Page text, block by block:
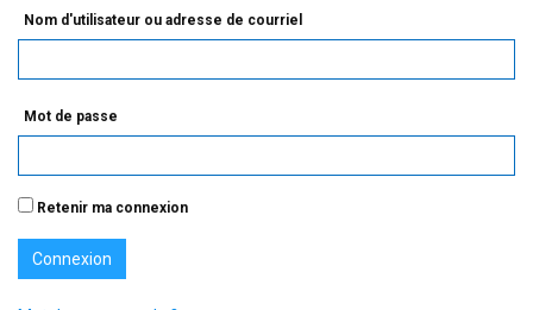
Nom d'utilisateur ou adresse de courriel
Mot de passe
Retenir ma connexion